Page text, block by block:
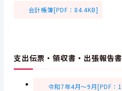
会計帳簿[PDF：84.4KB]
支出伝票・領収書・出張報告
令和7年4月～9月[PDF：